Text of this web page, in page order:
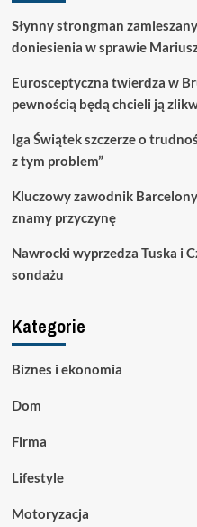
Słynny strongman
doniesienia w sprawie
Eurosceptyczna twierdza w
pewnością będą chcieli ją
Iga Świątek szczerze o
z tym problem”
Kluczowy zawodnik
znamy przyczynę
Nawrocki wyprzedza Tuska i
sondażu
Kategorie
Biznes i ekonomia
Dom
Firma
Lifestyle
Motoryzacja